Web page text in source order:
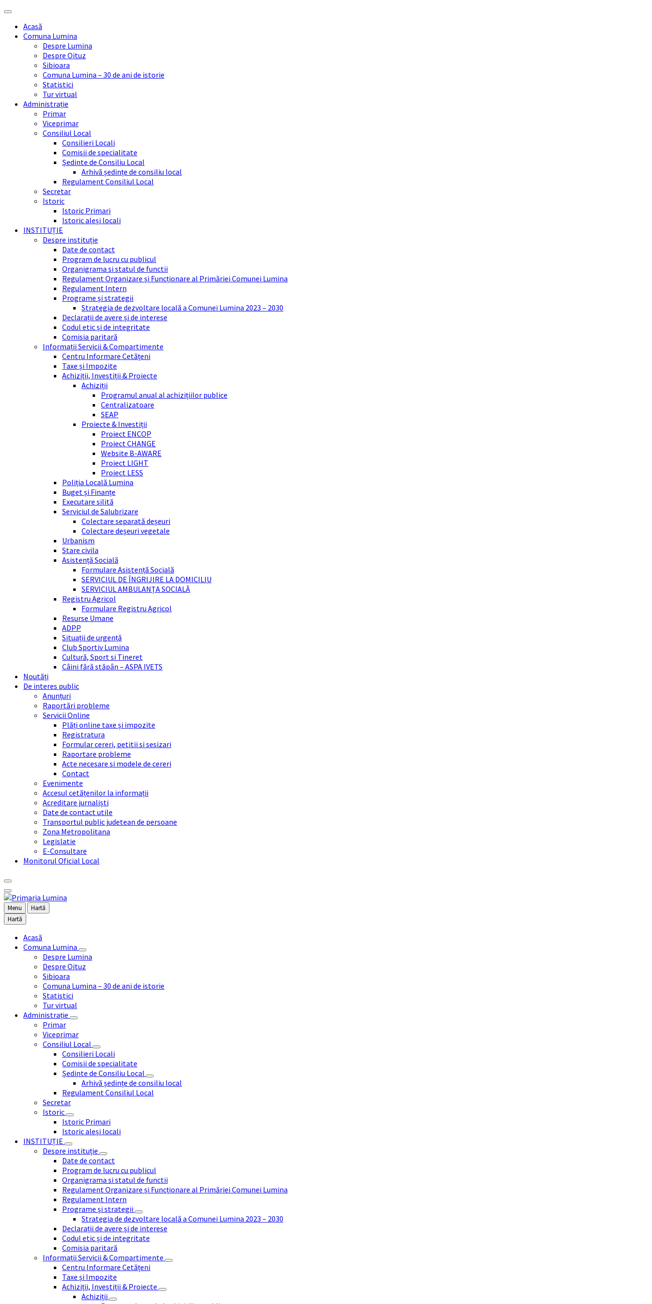
Skip
content
Skip
sidebar
Skip
right
sidebar
Skip
footerAcasă
Comuna Lumina
Despre Lumina
Despre Oituz
Sibioara
Comuna Lumina – 30 de ani de istorie
Statistici
Tur virtual
Administrație
Primar
Viceprimar
Consiliul Local
Consilieri Locali
Comisii de specialitate
Ședinte de Consiliu Local
Arhivă ședințe de consiliu local
Regulament Consiliul Local
Secretar
Istoric
Istoric Primari
Istoric aleși locali
INSTITUȚIE
Despre instituție
Date de contact
Program de lucru cu publicul
Organigrama si statul de functii
Regulament Organizare și Funcționare al Primăriei Comunei Lumina
Regulament Intern
Programe și strategii
Strategia de dezvoltare locală a Comunei Lumina 2023 – 2030
Declarații de avere și de interese
Codul etic și de integritate
Comisia paritară
Informații Servicii & Compartimente
Centru Informare Cetățeni
Taxe și Impozite
Achiziții, Investiții & Proiecte
Achiziții
Programul anual al achizițiilor publice
Centralizatoare
SEAP
Proiecte & Investiții
Proiect ENCOP
Proiect CHANGE
Website B-AWARE
Proiect LIGHT
Proiect LESS
Poliția Locală Lumina
Buget și Finanțe
Executare silită
Serviciul de Salubrizare
Colectare separată deșeuri
Colectare deșeuri vegetale
Urbanism
Stare civila
Asistență Socială
Formulare Asistență Socială
SERVICIUL DE ÎNGRIJIRE LA DOMICILIU
SERVICIUL AMBULANȚA SOCIALĂ
Registru Agricol
Formulare Registru Agricol
Resurse Umane
ADPP
Situații de urgență
Club Sportiv Lumina
Cultură, Sport si Tineret
Câini fără stăpân – ASPA IVETS
Noutăți
De interes public
Anunțuri
Raportări probleme
Servicii Online
Plăți online taxe și impozite
Registratura
Formular cereri, petitii si sesizari
Raportare probleme
Acte necesare si modele de cereri
Contact
Evenimente
Accesul cetățenilor la informații
Acreditare jurnaliști
Date de contact utile
Transportul public judetean de persoane
Zona Metropolitana
Legislatie
E-Consultare
Monitorul Oficial Local
Menu
Hartă
Hartă
Acasă
Comuna Lumina
Despre Lumina
Despre Oituz
Sibioara
Comuna Lumina – 30 de ani de istorie
Statistici
Tur virtual
Administrație
Primar
Viceprimar
Consiliul Local
Consilieri Locali
Comisii de specialitate
Ședinte de Consiliu Local
Arhivă ședințe de consiliu local
Regulament Consiliul Local
Secretar
Istoric
Istoric Primari
Istoric aleși locali
INSTITUȚIE
Despre instituție
Date de contact
Program de lucru cu publicul
Organigrama si statul de functii
Regulament Organizare și Funcționare al Primăriei Comunei Lumina
Regulament Intern
Programe și strategii
Strategia de dezvoltare locală a Comunei Lumina 2023 – 2030
Declarații de avere și de interese
Codul etic și de integritate
Comisia paritară
Informații Servicii & Compartimente
Centru Informare Cetățeni
Taxe și Impozite
Achiziții, Investiții & Proiecte
Achiziții